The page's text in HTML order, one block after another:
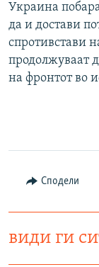
Украина
да и достави
спротивстави
продолжуваат
на фронтот во
Сподели
види ги